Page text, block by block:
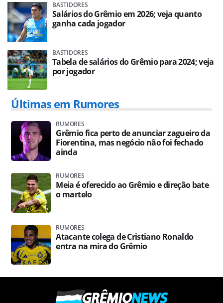
BASTIDORES
Salários do Grêmio em 2026; veja quanto
ganha cada jogador
BASTIDORES
Tabela de salários do Grêmio para 2024; veja
por jogador
Últimas em Rumores
RUMORES
Grêmio fica perto de anunciar zagueiro da
Fiorentina, mas negócio não foi fechado
ainda
RUMORES
Meia é oferecido ao Grêmio e direção bate
o martelo
RUMORES
Atacante colega de Cristiano Ronaldo
entra na mira do Grêmio